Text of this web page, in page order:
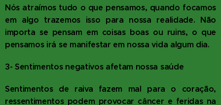
Nós atraímos tudo o que pensamos, quando focamos
em algo trazemos isso para nossa realidade. Não
importa se pensam em coisas boas ou ruins, o que
pensamos irá se manifestar em nossa vida algum dia.
3- Sentimentos negativos afetam nossa saúde
Sentimentos de raiva fazem mal para o coração,
ressentimentos podem provocar câncer e feridas na